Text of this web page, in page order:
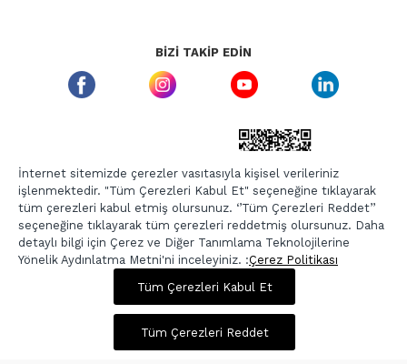
700,00 TL 2.799,00 TL
Sepette %20 İndirim
BIZI TAKIP EDIN
ETBIS GÜVEN DAMGASI
Copyright © 2026, Berr-In.com, Tüm Hakları Saklıdır.
Tüm Çerezleri Kabul Et
İnternet sitemizde çerezler vasıtasıyla kişisel verileriniz
işlenmektedir. "Tüm Çerezleri Kabul Et" seçeneğine tıklayarak
tüm çerezleri kabul etmiş olursunuz. ‘’Tüm Çerezleri Reddet’’
seçeneğine tıklayarak tüm çerezleri reddetmiş olursunuz. Daha
detaylı bilgi için Çerez ve Diğer Tanımlama Teknolojilerine
Yönelik Aydınlatma Metni'ni inceleyiniz. :Çerez Politikası
Tüm Çerezleri Reddet